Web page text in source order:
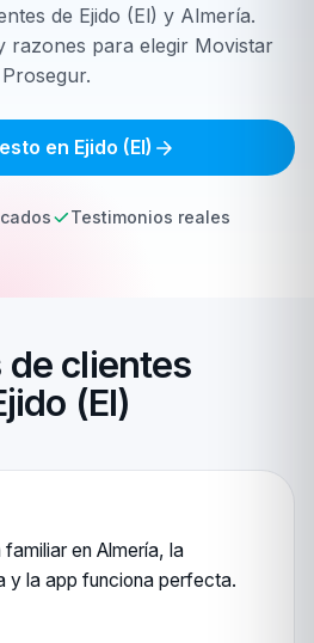
de Ejido (El) y Almería.
razones para elegir Movistar
Prosegur.
en Ejido (El)
Testimonios reales
clientes
(El)
en Almería, la
y la app funciona perfecta.